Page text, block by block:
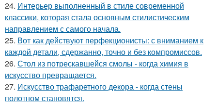
24. Интерьер выполненный в стиле современной
классики, которая стала основным стилистическим
направлением с самого начала.
25. Вот как действуют перфекционисты: с вниманием к
каждой детали, сдержанно, точно и без компромиссов.
26. Стол из потрескавшейся смолы - когда химия в
искусство превращается.
27. Искусство трафаретного декора - когда стены
полотном становятся.